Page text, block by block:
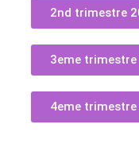
2nd trimestre
3eme trimestre
4eme